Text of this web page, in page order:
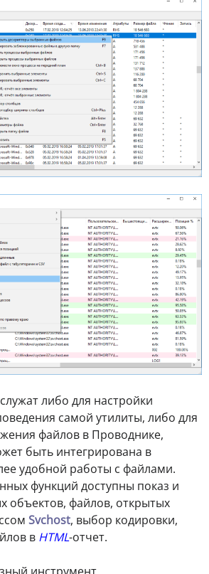
либо для настройки
самой утилиты, либо для
файлов в Проводнике,
быть интегрирована в
удобной работы с файлами.
функций доступны показ и
объектов, файлов, открытых
Svchost, выбор кодировки,
в HTML-отчет.